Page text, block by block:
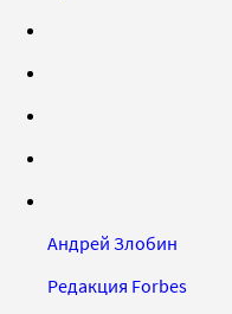
Андрей Злобин
Редакция Forbes